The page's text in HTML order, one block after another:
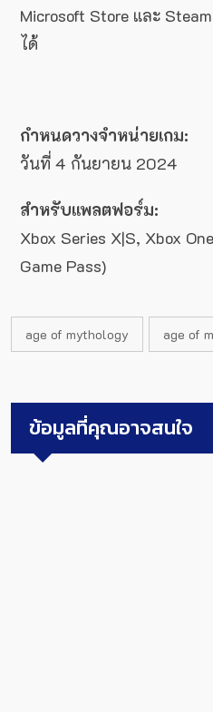
Microsoft Store และ
ได้
กำหนดวางจำหน่ายเกม:
วันที่ 4 กันยายน 2024
สำหรับแพลตฟอร์ม:
Xbox Series X|S, Xbox
Game Pass)
age of mythology age of
ข้อมูลที่คุณอาจสนใจ